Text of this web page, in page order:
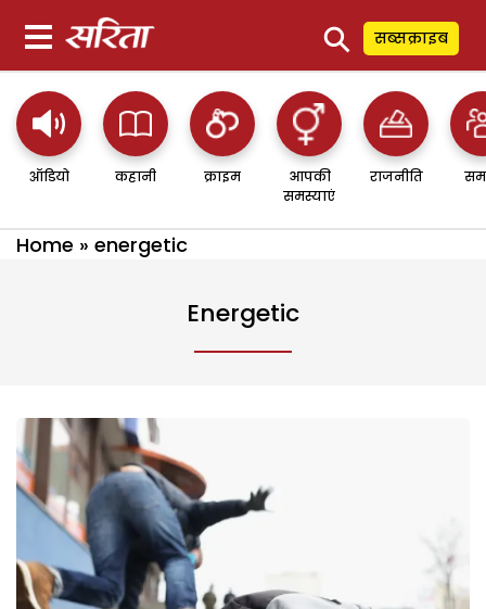
⚲ सब्सक्राइब
ऑडियो कहानी क्राइम
आपकी
समस्याएं
राजनीति
Home » energetic
Energetic